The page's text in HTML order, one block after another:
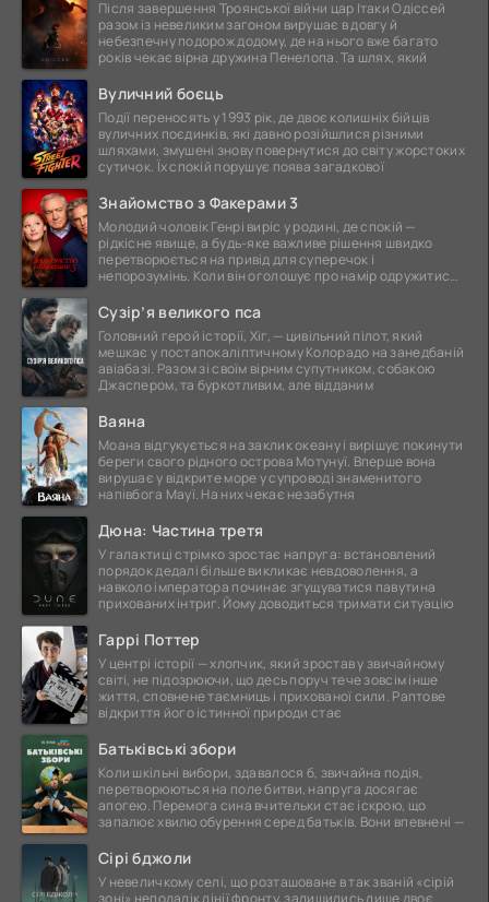
Після завершення Троянської війни цар Ітаки Одіссей
разом із невеликим загоном вирушає в довгу й
небезпечну подорож додому, де на нього вже багато
років чекає вірна дружина Пенелопа. Та шлях, який
Вуличний боєць
Події переносять у 1993 рік, де двоє колишніх бійців
вуличних поєдинків, які давно розійшлися різними
шляхами, змушені знову повернутися до світу жорстоких
сутичок. Їх спокій порушує поява загадкової
Знайомство з Факерами 3
Молодий чоловік Генрі виріс у родині, де спокій —
рідкісне явище, а будь-яке важливе рішення швидко
перетворюється на привід для суперечок і
непорозумінь. Коли він оголошує про намір одружитися,
Сузір’я великого пса
Головний герой історії, Хіг, — цивільний пілот, який
мешкає у постапокаліптичному Колорадо на занедбаній
авіабазі. Разом зі своїм вірним супутником, собакою
Джаспером, та буркотливим, але відданим
Ваяна
Моана відгукується на заклик океану і вирішує покинути
береги свого рідного острова Мотунуї. Вперше вона
вирушає у відкрите море у супроводі знаменитого
напівбога Мауї. На них чекає незабутня
Дюна: Частина третя
У галактиці стрімко зростає напруга: встановлений
порядок дедалі більше викликає невдоволення, а
навколо імператора починає згущуватися павутина
прихованих інтриг. Йому доводиться тримати ситуацію
Гаррі Поттер
У центрі історії — хлопчик, який зростав у звичайному
світі, не підозрюючи, що десь поруч тече зовсім інше
життя, сповнене таємниць і прихованої сили. Раптове
відкриття його істинної природи стає
Батьківські збори
Коли шкільні вибори, здавалося б, звичайна подія,
перетворюються на поле битви, напруга досягає
апогею. Перемога сина вчительки стає іскрою, що
запалює хвилю обурення серед батьків. Вони впевнені —
Сірі бджоли
У невеличкому селі, що розташоване в так званій «сірій
зоні» неподалік лінії фронту, залишились лише двоє